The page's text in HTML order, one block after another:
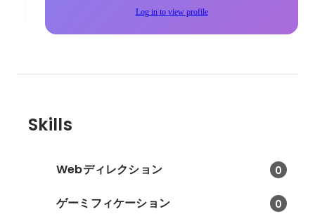
Log in to view profile
Skills
Webディレクション 0
ゲーミフィケーション 0